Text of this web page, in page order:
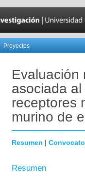
Proyectos
Evaluación
asociada
receptores
murino de
Resumen |
Resumen